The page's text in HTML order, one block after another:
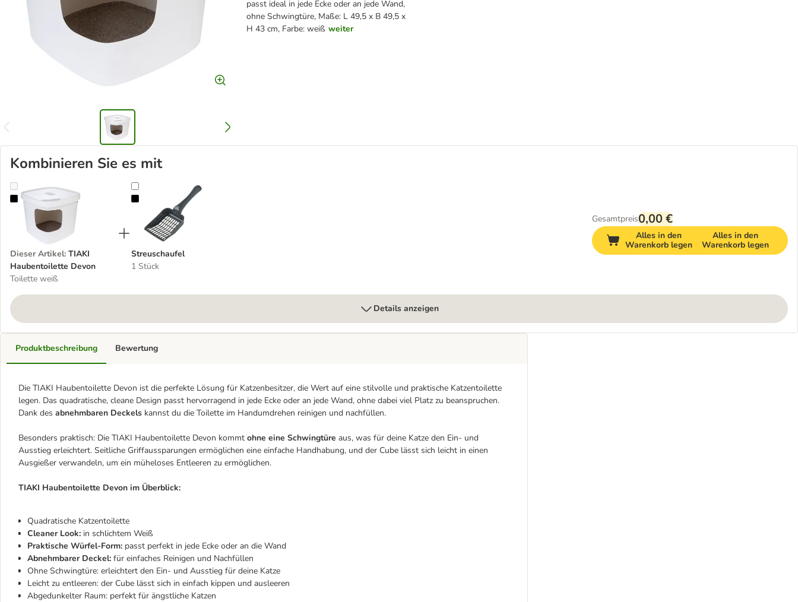
passt ideal in jede Ecke oder an jede Wand,
ohne Schwingtüre, Maße: L 49,5 x B 49,5 x
H 43 cm, Farbe: weiß weiter
Kombinieren Sie es mit
TIAKI Haubentoilette Devon
Dieser Artikel: TIAKI
Haubentoilette Devon
Toilette weiß
Streuschaufel
Streuschaufel
1 Stück
Gesamtpreis0,00 €
Alles in den
Warenkorb legen
Alles in den
Warenkorb legen
Details anzeigen
Produktbeschreibung
Die TIAKI Haubentoilette Devon ist die perfekte Lösung für Katzenbesitzer, die Wert auf eine stilvolle und praktische Katzentoilette
legen. Das quadratische, cleane Design passt hervorragend in jede Ecke oder an jede Wand, ohne dabei viel Platz zu beanspruchen.
Dank des abnehmbaren Deckels kannst du die Toilette im Handumdrehen reinigen und nachfüllen.
Besonders praktisch: Die TIAKI Haubentoilette Devon kommt ohne eine Schwingtüre aus, was für deine Katze den Ein- und
Ausstieg erleichtert. Seitliche Griffaussparungen ermöglichen eine einfache Handhabung, und der Cube lässt sich leicht in einen
Ausgießer verwandeln, um ein müheloses Entleeren zu ermöglichen.
TIAKI Haubentoilette Devon im Überblick:
Quadratische Katzentoilette
Cleaner Look: in schlichtem Weiß
Praktische Würfel-Form: passt perfekt in jede Ecke oder an die Wand
Abnehmbarer Deckel: für einfaches Reinigen und Nachfüllen
Ohne Schwingtüre: erleichtert den Ein- und Ausstieg für deine Katze
Leicht zu entleeren: der Cube lässt sich in einfach kippen und ausleeren
Abgedunkelter Raum: perfekt für ängstliche Katzen
Bewertung